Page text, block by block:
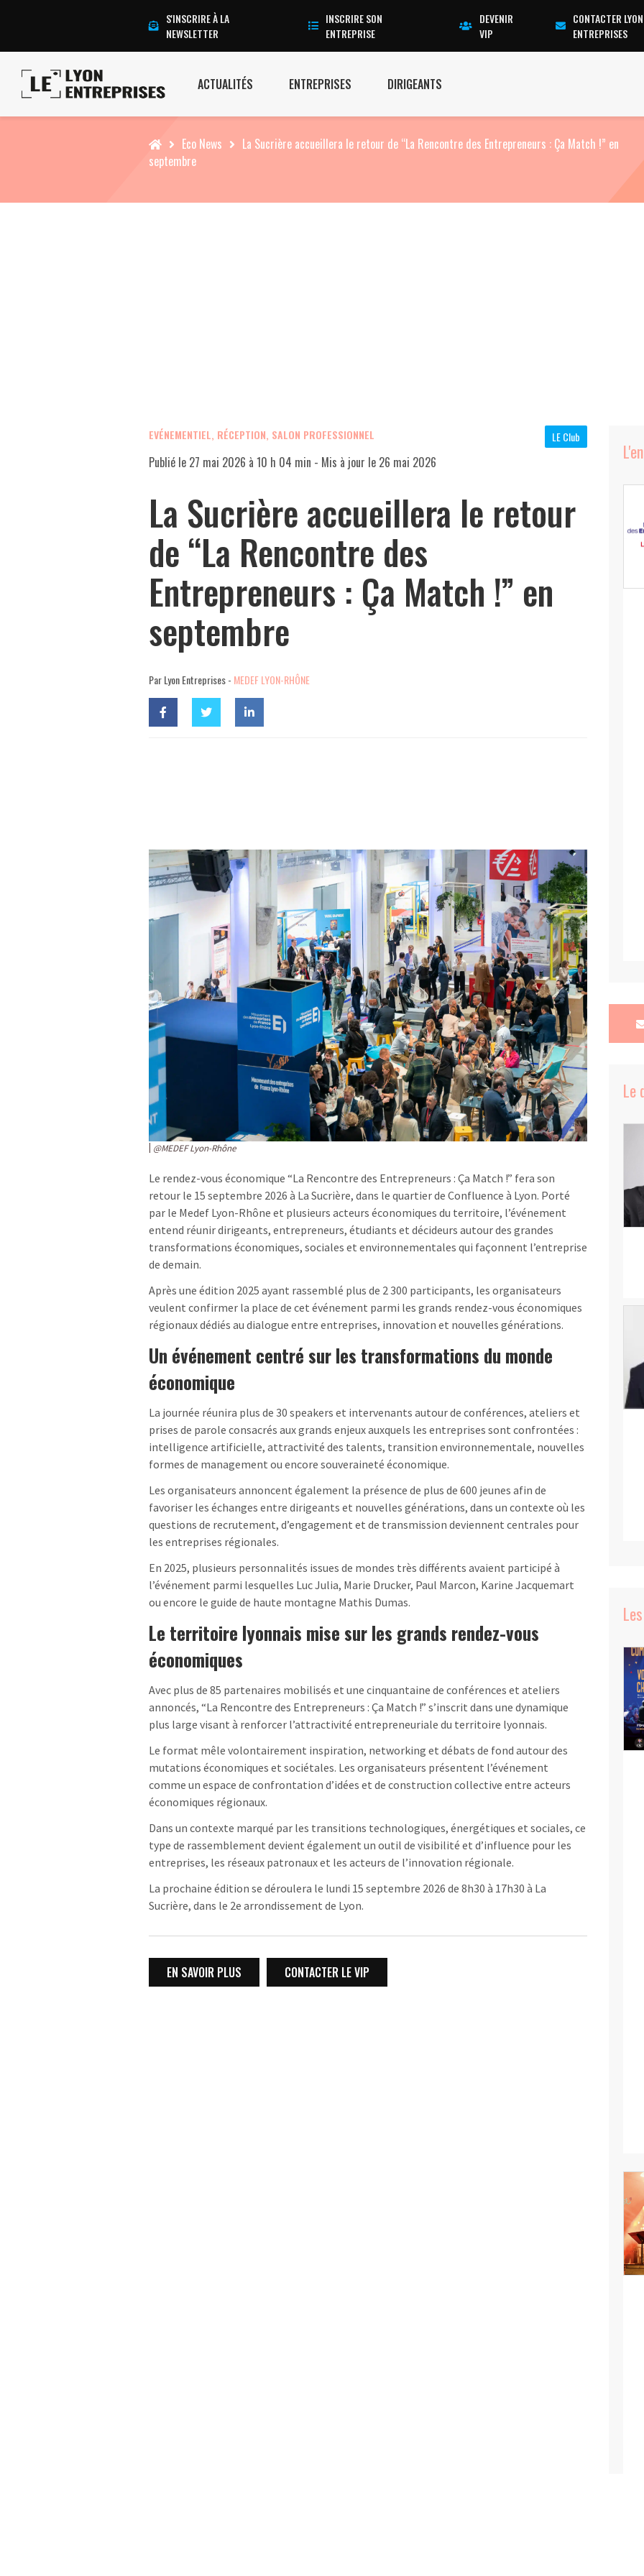
S'INSCRIRE À LA
NEWSLETTER
INSCRIRE SON
ENTREPRISE
DEVENIR
VIP
CONTACTER LYON
ENTREPRISES
ACTUALITÉS ENTREPRISES DIRIGEANTS
Accueil Eco News
La Sucrière accueillera le retour de “La Rencontre des Entrepreneurs : Ça Match !” en
septembre
LE Club
EVÉNEMENTIEL, RÉCEPTION, SALON PROFESSIONNEL
Publié le 27 mai 2026 à 10 h 04 min - Mis à jour le 26 mai 2026
La Sucrière accueillera le retour
de “La Rencontre des
Entrepreneurs : Ça Match !” en
septembre
Par Lyon Entreprises - MEDEF LYON-RHÔNE
@MEDEF Lyon-Rhône
Le rendez-vous économique “La Rencontre des Entrepreneurs : Ça Match !” fera son
retour le 15 septembre 2026 à La Sucrière, dans le quartier de Confluence à Lyon. Porté
par le Medef Lyon-Rhône et plusieurs acteurs économiques du territoire, l’événement
entend réunir dirigeants, entrepreneurs, étudiants et décideurs autour des grandes
transformations économiques, sociales et environnementales qui façonnent l’entreprise
de demain.
Après une édition 2025 ayant rassemblé plus de 2 300 participants, les organisateurs
veulent confirmer la place de cet événement parmi les grands rendez-vous économiques
régionaux dédiés au dialogue entre entreprises, innovation et nouvelles générations.
Un événement centré sur les transformations du monde
économique
La journée réunira plus de 30 speakers et intervenants autour de conférences, ateliers et
prises de parole consacrés aux grands enjeux auxquels les entreprises sont confrontées :
intelligence artificielle, attractivité des talents, transition environnementale, nouvelles
formes de management ou encore souveraineté économique.
Les organisateurs annoncent également la présence de plus de 600 jeunes afin de
favoriser les échanges entre dirigeants et nouvelles générations, dans un contexte où les
questions de recrutement, d’engagement et de transmission deviennent centrales pour
les entreprises régionales.
En 2025, plusieurs personnalités issues de mondes très différents avaient participé à
l’événement parmi lesquelles Luc Julia, Marie Drucker, Paul Marcon, Karine Jacquemart
ou encore le guide de haute montagne Mathis Dumas.
Le territoire lyonnais mise sur les grands rendez-vous
économiques
Avec plus de 85 partenaires mobilisés et une cinquantaine de conférences et ateliers
annoncés, “La Rencontre des Entrepreneurs : Ça Match !” s’inscrit dans une dynamique
plus large visant à renforcer l’attractivité entrepreneuriale du territoire lyonnais.
Le format mêle volontairement inspiration, networking et débats de fond autour des
mutations économiques et sociétales. Les organisateurs présentent l’événement
comme un espace de confrontation d’idées et de construction collective entre acteurs
économiques régionaux.
Dans un contexte marqué par les transitions technologiques, énergétiques et sociales, ce
type de rassemblement devient également un outil de visibilité et d’influence pour les
entreprises, les réseaux patronaux et les acteurs de l’innovation régionale.
La prochaine édition se déroulera le lundi 15 septembre 2026 de 8h30 à 17h30 à La
Sucrière, dans le 2e arrondissement de Lyon.
EN SAVOIR PLUS CONTACTER LE VIP
Le